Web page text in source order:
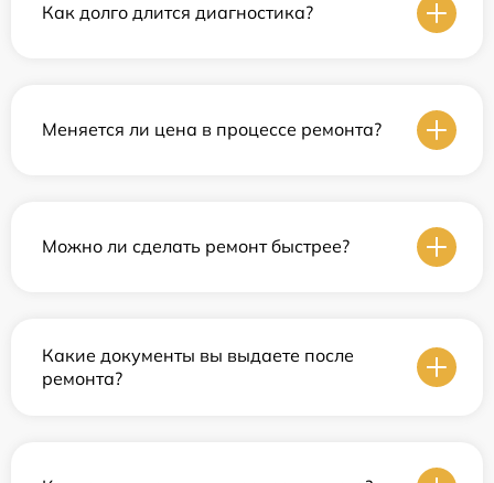
Как долго длится диагностика?
Меняется ли цена в процессе ремонта?
Можно ли сделать ремонт быстрее?
Какие документы вы выдаете после
ремонта?